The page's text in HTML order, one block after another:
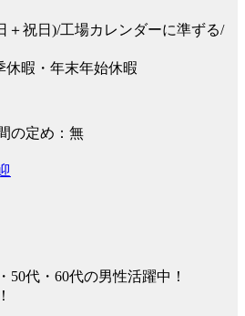
＋祝日)/工場カレンダーに準ずる/
休暇・年末年始休暇
の定め：無
50代・60代の男性活躍中！